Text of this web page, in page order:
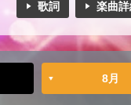
歌詞 楽曲
8月